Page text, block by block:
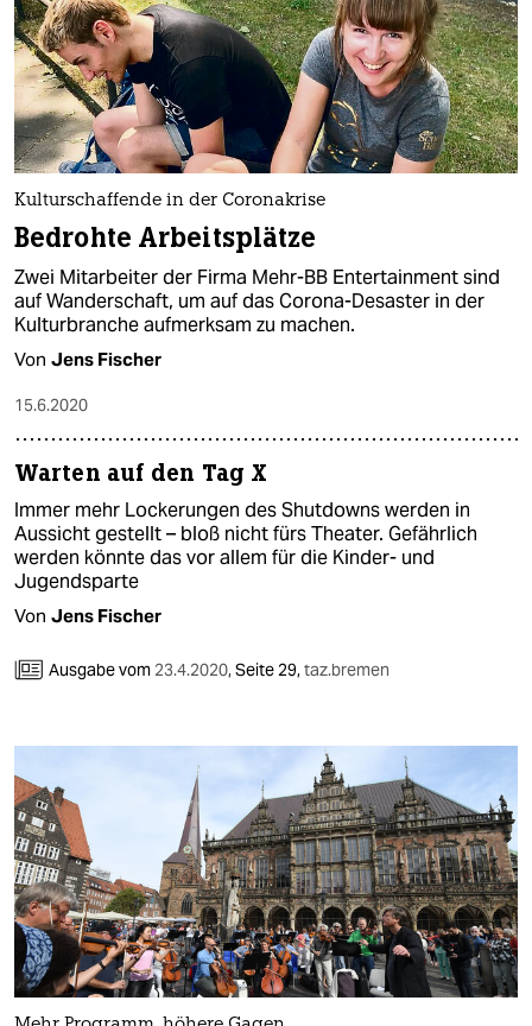
Kulturschaffende in der Coronakrise
Bedrohte Arbeitsplätze
Zwei Mitarbeiter der Firma Mehr-BB Entertainment sind
auf Wanderschaft, um auf das Corona-Desaster in der
Kulturbranche aufmerksam zu machen.
Von Jens Fischer
15.6.2020
Warten auf den Tag X
Immer mehr Lockerungen des Shutdowns werden in
Aussicht gestellt – bloß nicht fürs Theater. Gefährlich
werden könnte das vor allem für die Kinder- und
Jugendsparte
Von Jens Fischer
Ausgabe vom 23.4.2020,Seite 29,taz.bremen